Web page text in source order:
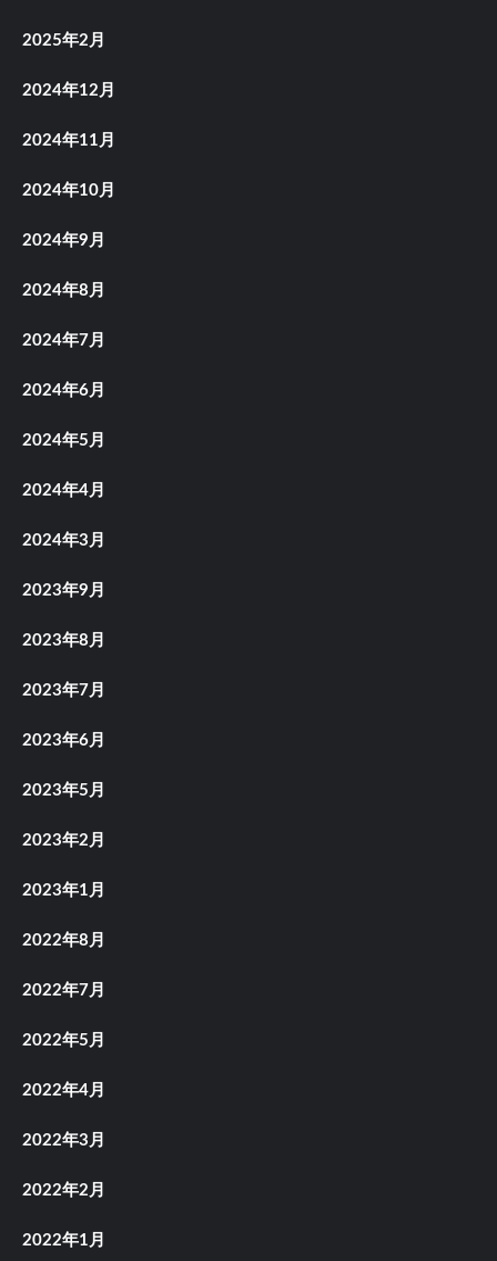
2025年2月
2024年12月
2024年11月
2024年10月
2024年9月
2024年8月
2024年7月
2024年6月
2024年5月
2024年4月
2024年3月
2023年9月
2023年8月
2023年7月
2023年6月
2023年5月
2023年2月
2023年1月
2022年8月
2022年7月
2022年5月
2022年4月
2022年3月
2022年2月
2022年1月